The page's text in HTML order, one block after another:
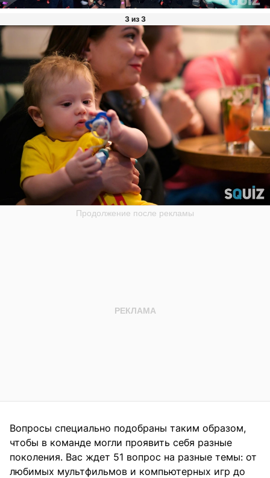
3 из 3
Вопросы специально подобраны таким образом,
чтобы в команде могли проявить себя разные
поколения. Вас ждет 51 вопрос на разные темы: от
любимых мультфильмов и компьютерных игр до